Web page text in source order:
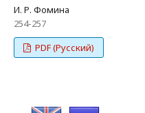
И. Р. Фомина
254-257
PDF (Русский)